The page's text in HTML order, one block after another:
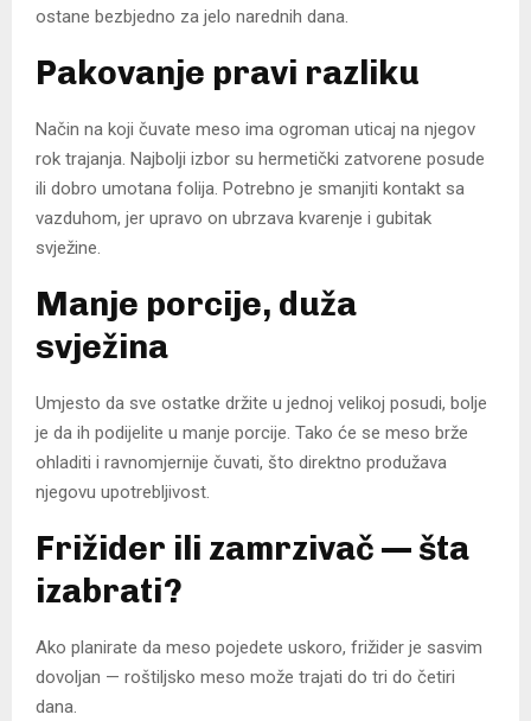
ostane bezbjedno za jelo narednih dana.
Pakovanje pravi razliku
Način na koji čuvate meso ima ogroman uticaj na njegov
rok trajanja. Najbolji izbor su hermetički zatvorene posude
ili dobro umotana folija. Potrebno je smanjiti kontakt sa
vazduhom, jer upravo on ubrzava kvarenje i gubitak
svježine.
Manje porcije, duža
svježina
Umjesto da sve ostatke držite u jednoj velikoj posudi, bolje
je da ih podijelite u manje porcije. Tako će se meso brže
ohladiti i ravnomjernije čuvati, što direktno produžava
njegovu upotrebljivost.
Frižider ili zamrzivač — šta
izabrati?
Ako planirate da meso pojedete uskoro, frižider je sasvim
dovoljan — roštiljsko meso može trajati do tri do četiri
dana.